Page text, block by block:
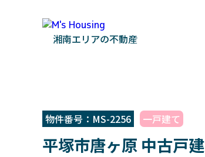
湘南エリアの不動産
物件番号：MS-2256 一戸建て
平塚市唐ヶ原 中古戸建